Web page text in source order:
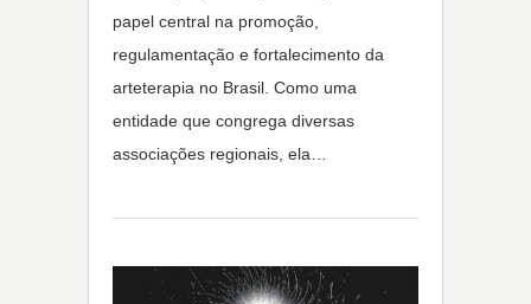
papel central na promoção,
regulamentação e fortalecimento da
arteterapia no Brasil. Como uma
entidade que congrega diversas
associações regionais, ela…